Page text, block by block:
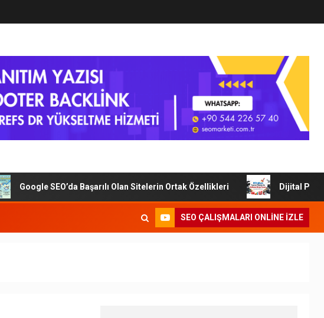
Google SEO’da Başarılı Olan Sitelerin Ortak Özellikleri Dijital
SEO ÇALIŞMALARI ONLINE IZLE